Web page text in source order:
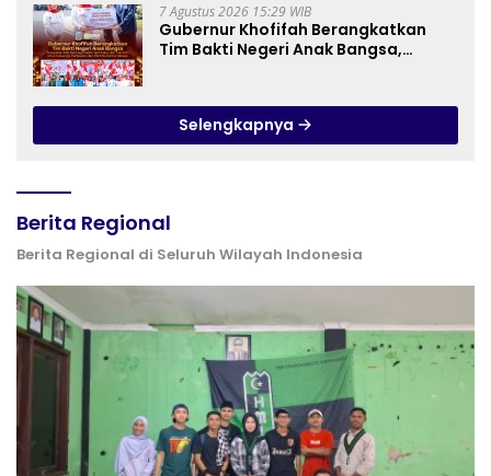
7 Agustus 2026 15:29 WIB
Gubernur Khofifah Berangkatkan
Tim Bakti Negeri Anak Bangsa,
Kemerdekaan
Selengkapnya
Berita Regional
Berita Regional di Seluruh Wilayah Indonesia